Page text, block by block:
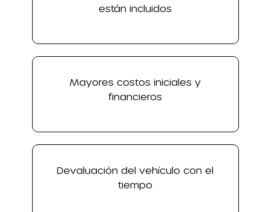
están incluidos
Mayores costos iniciales y
financieros
Devaluación del vehículo con el
tiempo